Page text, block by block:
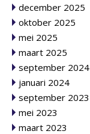
december 2025
oktober 2025
mei 2025
maart 2025
september 2024
januari 2024
september 2023
mei 2023
maart 2023